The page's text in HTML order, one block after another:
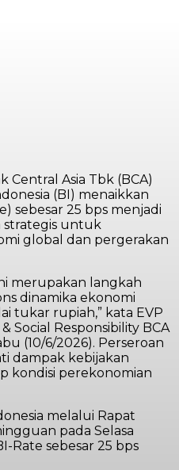
Central Asia Tbk (BCA)
(BI) menaikkan
sebesar 25 bps menjadi
strategis untuk
global dan pergerakan
merupakan langkah
dinamika ekonomi
tukar rupiah,” kata EVP
Social Responsibility BCA
(10/6/2026). Perseroan
dampak kebijakan
kondisi perekonomian
melalui Rapat
pada Selasa
Rate sebesar 25 bps